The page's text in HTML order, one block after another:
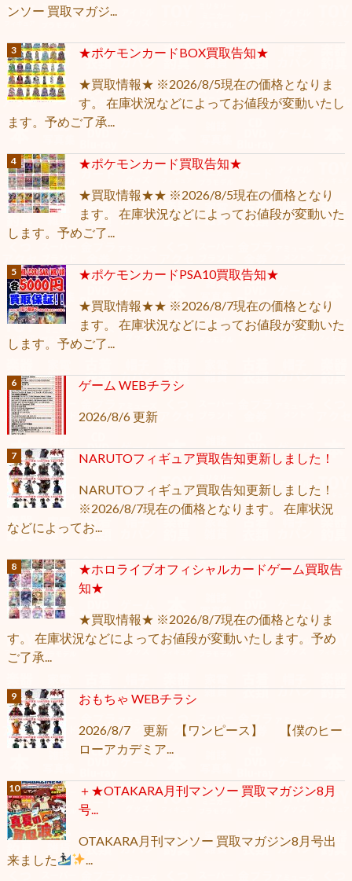
ンソー 買取マガジ...
★ポケモンカードBOX買取告知★
★買取情報★ ※2026/8/5現在の価格となりま
す。 在庫状況などによってお値段が変動いたし
ます。予めご了承...
★ポケモンカード買取告知★
★買取情報★★ ※2026/8/5現在の価格となり
ます。 在庫状況などによってお値段が変動いた
します。予めご了...
★ポケモンカードPSA10買取告知★
★買取情報★★ ※2026/8/7現在の価格となり
ます。 在庫状況などによってお値段が変動いた
します。予めご了...
ゲーム WEBチラシ
2026/8/6 更新
NARUTOフィギュア買取告知更新しました！
NARUTOフィギュア買取告知更新しました！
※2026/8/7現在の価格となります。 在庫状況
などによってお...
★ホロライブオフィシャルカードゲーム買取告
知★
★買取情報★ ※2026/8/7現在の価格となりま
す。 在庫状況などによってお値段が変動いたします。予め
ご了承...
おもちゃ WEBチラシ
2026/8/7 更新 【ワンピース】 【僕のヒー
ローアカデミア...
＋★OTAKARA月刊マンソー 買取マガジン8月
号...
OTAKARA月刊マンソー 買取マガジン8月号出
来ました
...